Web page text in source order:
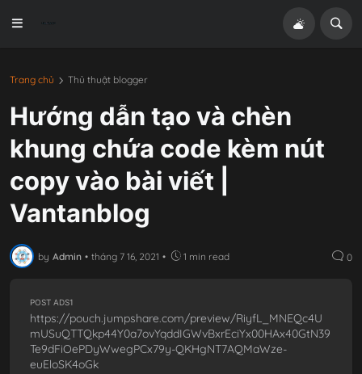
Trang chủ Thủ thuật blogger
Hướng dẫn tạo và chèn
khung chứa code kèm nút
copy vào bài viết |
Vantanblog
by Admin • tháng 7 16, 2021 • 1 min read 0
POST ADS1
https://pouch.jumpshare.com/preview/RiyfL_MNEQc4U
mUSuQTTQkp44Y0a7ovYqddIGWvBxrEciYx00HAx40GtN39
Te9dFiOePDyWwegPCx79y-QKHgNT7AQMaWze-
euEloSK4oGk